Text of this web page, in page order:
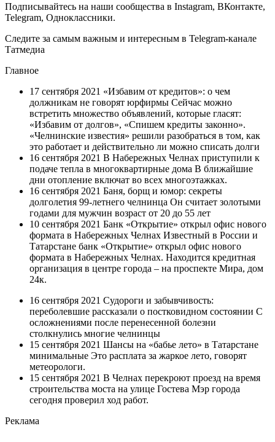
Подписывайтесь на наши сообщества в Instagram, ВКонтакте,
Telegram, Одноклассники.
Следите за самым важным и интересным в Telegram-канале
Татмедиа
Главное
17 сентября 2021 «Избавим от кредитов»: о чем
должникам не говорят юрфирмы Сейчас можно
встретить множество объявлений, которые гласят:
«Избавим от долгов», «Спишем кредиты законно».
«Челнинские известия» решили разобраться в том, как
это работает и действительно ли можно списать долги
16 сентября 2021 В Набережных Челнах приступили к
подаче тепла в многоквартирные дома В ближайшие
дни отопление включат во всех многоэтажках.
16 сентября 2021 Баня, борщ и юмор: секреты
долголетия 99-летнего челнинца Он считает золотыми
годами для мужчин возраст от 20 до 55 лет
10 сентября 2021 Банк «Открытие» открыл офис нового
формата в Набережных Челнах Известный в России и
Татарстане банк «Открытие» открыл офис нового
формата в Набережных Челнах. Находится кредитная
организация в центре города – на проспекте Мира, дом
24к.
16 сентября 2021 Судороги и забывчивость:
переболевшие рассказали о постковидном состоянии С
осложнениями после перенесенной болезни
столкнулись многие челнинцы
15 сентября 2021 Шансы на «бабье лето» в Татарстане
минимальные Это расплата за жаркое лето, говорят
метеорологи.
15 сентября 2021 В Челнах перекроют проезд на время
строительства моста на улице Гостева Мэр города
сегодня проверил ход работ.
Реклама